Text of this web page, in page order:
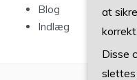
Blog
Indlæg
at
korrekt.
Disse
slettes